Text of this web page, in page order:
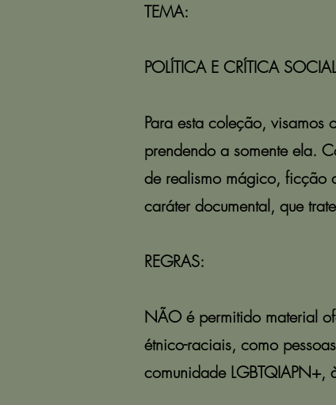
TEMA:
POLÍTICA E CRÍTICA SOCIAL
Para esta coleção,
prendendo a somente ela.
de realismo mágico, ficção
caráter documental, que
REGRAS:
NÃO é permitido material
étnico-raciais, como
comunidade